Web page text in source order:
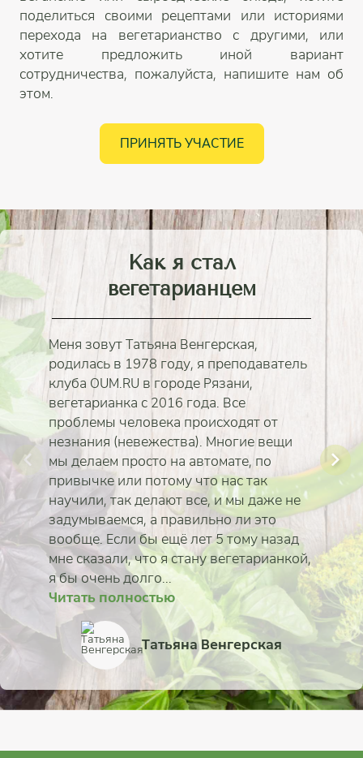
поделиться своими рецептами или историями
перехода на вегетарианство с другими, или
хотите предложить иной вариант
сотрудничества, пожалуйста, напишите нам об
этом.
ПРИНЯТЬ УЧАСТИЕ
Как я стал
вегетарианцем
Меня зовут Татьяна Венгерская,
родилась в 1978 году, я преподаватель
клуба OUM.RU в городе Рязани,
вегетарианка с 2016 года. Все
проблемы человека происходят от
незнания (невежества). Многие вещи
мы делаем просто на автомате, по
привычке или потому что нас так
научили, так делают все, и мы даже не
задумываемся, а правильно ли это
вообще. Если бы ещё лет 5 тому назад
мне сказали, что я стану вегетарианкой,
я бы очень долго...
Читать полностью
Татьяна Венгерская
Читать полностью
Марина Габрух
Читать полностью
Анастасия
Читать полностью
Валерия Питюренко
Читать полностью
Айша Ситдикова
Читать полностью
Антон Букрин
Читать полностью
Айя Жалбагаева
Читать полностью
Екатерина Короткая